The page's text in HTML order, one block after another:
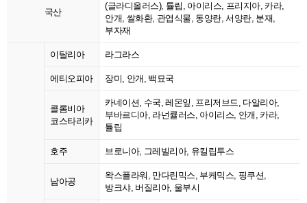
국산
(글라디올러스), 튤립, 아이리스, 프리지아, 카라,
안개, 쌀화환, 관엽식물, 동양란, 서양란, 분재,
부자재
이탈리아 라그라스
에티오피아 장미, 안개, 백묘국
콜롬비아
코스타리카
카네이션, 수국, 레몬잎, 프리저브드, 다알리아,
부바르디아, 라넌큘러스, 아이리스, 안개, 카라,
튤립
호주 브로니아, 그레빌리아, 유킬립투스
남아공
왁스플라워, 만다린믹스, 부케믹스, 핑쿠션,
방크샤, 버질리아, 울부시